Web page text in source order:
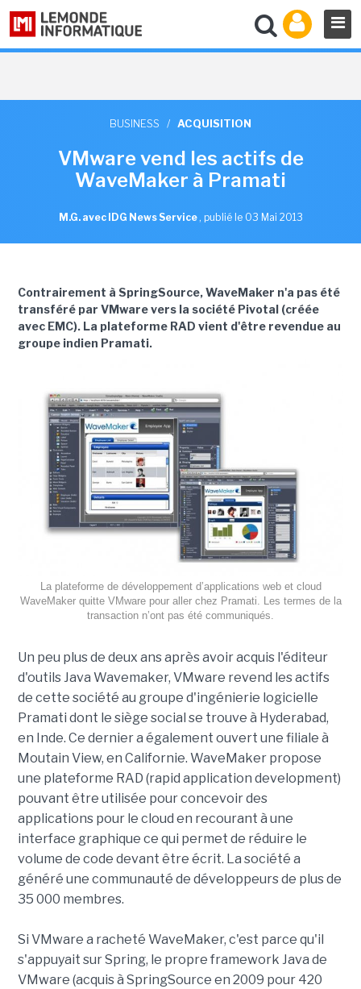
BUSINESS / ACQUISITION
VMware vend les actifs de
WaveMaker à Pramati
M.G. avec IDG News Service , publié le 03 Mai 2013
Contrairement à SpringSource, WaveMaker n'a pas été
transféré par VMware vers la société Pivotal (créée
avec EMC). La plateforme RAD vient d'être revendue au
groupe indien Pramati.
La plateforme de développement d’applications web et cloud
WaveMaker quitte VMware pour aller chez Pramati. Les termes de la
transaction n’ont pas été communiqués.
Un peu plus de deux ans après avoir acquis l'éditeur
d'outils Java Wavemaker, VMware revend les actifs
de cette société au groupe d'ingénierie logicielle
Pramati dont le siège social se trouve à Hyderabad,
en Inde. Ce dernier a également ouvert une filiale à
Moutain View, en Californie. WaveMaker propose
une plateforme RAD (rapid application development)
pouvant être utilisée pour concevoir des
applications pour le cloud en recourant à une
interface graphique ce qui permet de réduire le
volume de code devant être écrit. La société a
généré une communauté de développeurs de plus de
35 000 membres.
Si VMware a racheté WaveMaker, c'est parce qu'il
s'appuyait sur Spring, le propre framework Java de
VMware (acquis à SpringSource en 2009 pour 420